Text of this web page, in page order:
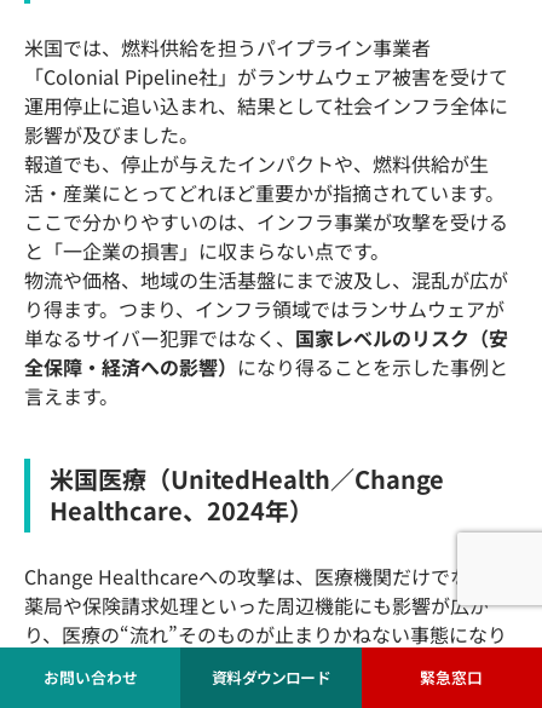
米国では、燃料供給を担うパイプライン事業者
「Colonial Pipeline社」がランサムウェア被害を受けて
運用停止に追い込まれ、結果として社会インフラ全体に
影響が及びました。
報道でも、停止が与えたインパクトや、燃料供給が生
活・産業にとってどれほど重要かが指摘されています。
ここで分かりやすいのは、インフラ事業が攻撃を受ける
と「一企業の損害」に収まらない点です。
物流や価格、地域の生活基盤にまで波及し、混乱が広が
り得ます。つまり、インフラ領域ではランサムウェアが
単なるサイバー犯罪ではなく、 国家レベルのリスク（安
全保障・経済への影響） になり得ることを示した事例と
言えます。
米国医療（UnitedHealth／Change
Healthcare、2024年）
Change Healthcareへの攻撃は、医療機関だけでなく、
薬局や保険請求処理といった周辺機能にも影響が広が
り、医療の“流れ”そのものが止まりかねない事態になり
ました。
UnitedHealth Groupは復旧状況を公式に更新し、主要
お問い合わせ 資料ダウンロード 緊急窓口